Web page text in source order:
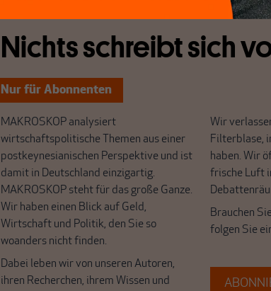
Nichts schreibt sich
Nur für Abonnenten
MAKROSKOP analysiert
wirtschaftspolitische Themen aus einer
postkeynesianischen Perspektive und ist
damit in Deutschland einzigartig.
MAKROSKOP steht für das große Ganze.
Wir haben einen Blick auf Geld,
Wirtschaft und Politik, den Sie so
woanders nicht finden.
Dabei leben wir von unseren Autoren,
ihren Recherchen, ihrem Wissen und
Wir
Filterblase,
haben. Wir
frische Luft
Brauchen
folgen Sie